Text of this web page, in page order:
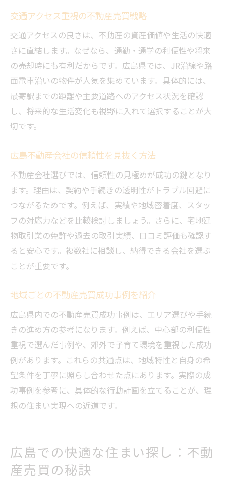
交通アクセス重視の不動産売買戦略
交通アクセスの良さは、不動産の資産価値や生活の快適
さに直結します。なぜなら、通勤・通学の利便性や将来
の売却時にも有利だからです。広島県では、JR沿線や路
面電車沿いの物件が人気を集めています。具体的には、
最寄駅までの距離や主要道路へのアクセス状況を確認
し、将来的な生活変化も視野に入れて選択することが大
切です。
広島不動産会社の信頼性を見抜く方法
不動産会社選びでは、信頼性の見極めが成功の鍵となり
ます。理由は、契約や手続きの透明性がトラブル回避に
つながるためです。例えば、実績や地域密着度、スタッ
フの対応力などを比較検討しましょう。さらに、宅地建
物取引業の免許や過去の取引実績、口コミ評価も確認す
ると安心です。複数社に相談し、納得できる会社を選ぶ
ことが重要です。
地域ごとの不動産売買成功事例を紹介
広島県内での不動産売買成功事例は、エリア選びや手続
きの進め方の参考になります。例えば、中心部の利便性
重視で選んだ事例や、郊外で子育て環境を重視した成功
例があります。これらの共通点は、地域特性と自身の希
望条件を丁寧に照らし合わせた点にあります。実際の成
功事例を参考に、具体的な行動計画を立てることが、理
想の住まい実現への近道です。
広島での快適な住まい探し：不動
産売買の秘訣